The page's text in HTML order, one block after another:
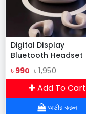
Digital Display
Bluetooth Headset
Painless Wearing Ear
Clip Sports Headset
(TWS-S02)
৳ 990 ৳ 1,950
Add To Cart
অর্ডার করুন